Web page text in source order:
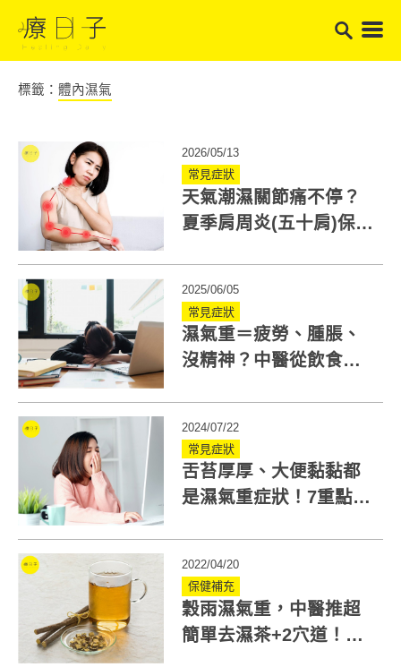
標籤： 體內濕氣
2026/05/13
常見症狀
天氣潮濕關節痛不停？
夏季肩周炎(五十肩)保養
2025/06/05
常見症狀
濕氣重＝疲勞、腫脹、
沒精神？中醫從飲食到
2024/07/22
常見症狀
舌苔厚厚、大便黏黏都
是濕氣重症狀！7重點自
2022/04/20
保健補充
穀雨濕氣重，中醫推超
簡單去濕茶+2穴道！水